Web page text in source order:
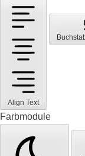
Align Text
Farbmodule